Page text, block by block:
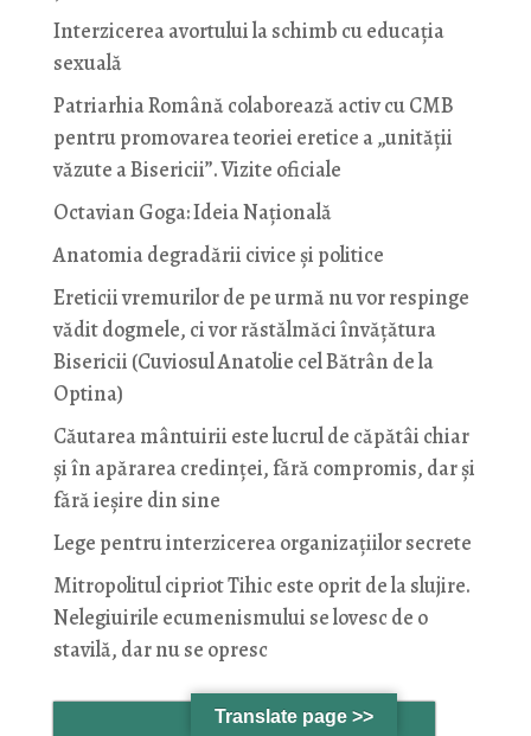
Interzicerea avortului la schimb cu educaţia
sexuală
Patriarhia Română colaborează activ cu CMB
pentru promovarea teoriei eretice a „unității
văzute a Bisericii”. Vizite oficiale
Octavian Goga: Ideia Naţională
Anatomia degradării civice și politice
Ereticii vremurilor de pe urmă nu vor respinge
vădit dogmele, ci vor răstălmăci învățătura
Bisericii (Cuviosul Anatolie cel Bătrân de la
Optina)
Căutarea mântuirii este lucrul de căpătâi chiar
și în apărarea credinței, fără compromis, dar și
fără ieșire din sine
Lege pentru interzicerea organizaţiilor secrete
Mitropolitul cipriot Tihic este oprit de la slujire.
Nelegiuirile ecumenismului se lovesc de o
stavilă, dar nu se opresc
COMENTARII
Translate page >>